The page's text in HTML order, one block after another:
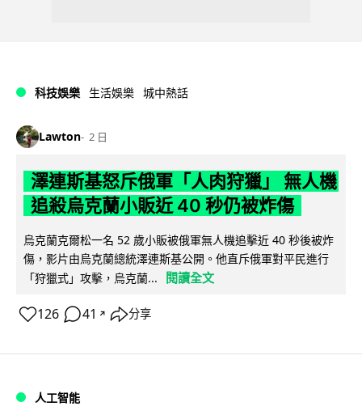
科技娛樂 生活娛樂 城中熱話
Lawton 2 日
澤連斯基怒斥俄軍「人肉狩獵」 無人機
追殺烏克蘭小販近 40 秒仍被炸傷
烏克蘭克爾松一名 52 歲小販被俄軍無人機追擊近 40 秒後被炸
傷，影片由烏克蘭總統澤連斯基公開。他直斥俄軍對平民進行
「狩獵式」攻擊，烏克蘭...
閱讀全文
126 41 ↗ 分享
人工智能